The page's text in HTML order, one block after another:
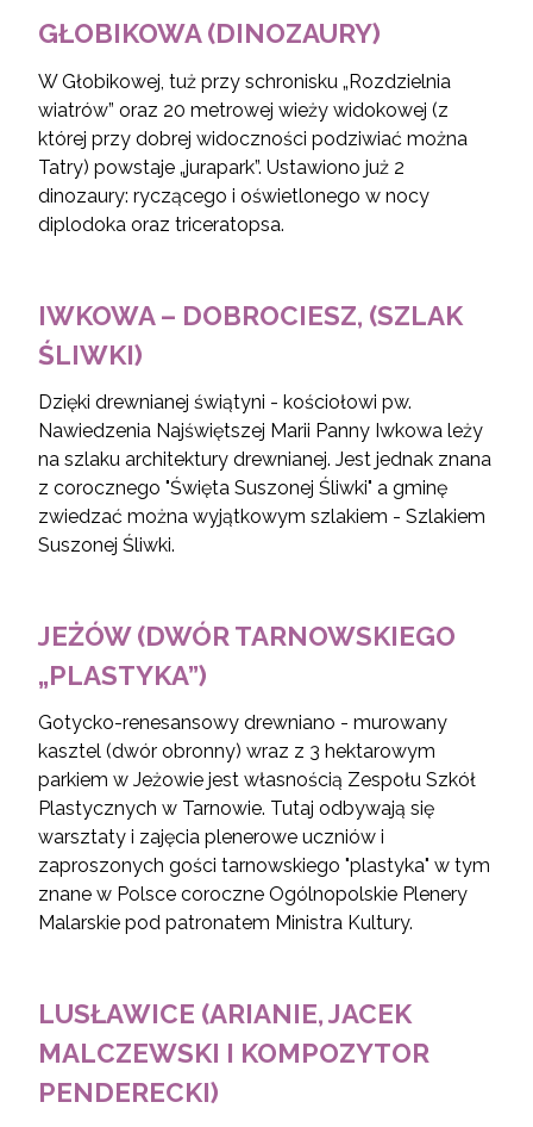
GŁOBIKOWA (DINOZAURY)
W Głobikowej, tuż przy schronisku „Rozdzielnia
wiatrów” oraz 20 metrowej wieży widokowej (z
której przy dobrej widoczności podziwiać można
Tatry) powstaje „jurapark”. Ustawiono już 2
dinozaury: ryczącego i oświetlonego w nocy
diplodoka oraz triceratopsa.
IWKOWA – DOBROCIESZ, (SZLAK
ŚLIWKI)
Dzięki drewnianej świątyni - kościołowi pw.
Nawiedzenia Najświętszej Marii Panny Iwkowa leży
na szlaku architektury drewnianej. Jest jednak znana
z corocznego "Święta Suszonej Śliwki" a gminę
zwiedzać można wyjątkowym szlakiem - Szlakiem
Suszonej Śliwki.
JEŻÓW (DWÓR TARNOWSKIEGO
„PLASTYKA”)
Gotycko-renesansowy drewniano - murowany
kasztel (dwór obronny) wraz z 3 hektarowym
parkiem w Jeżowie jest własnością Zespołu Szkół
Plastycznych w Tarnowie. Tutaj odbywają się
warsztaty i zajęcia plenerowe uczniów i
zaproszonych gości tarnowskiego "plastyka" w tym
znane w Polsce coroczne Ogólnopolskie Plenery
Malarskie pod patronatem Ministra Kultury.
LUSŁAWICE (ARIANIE, JACEK
MALCZEWSKI I KOMPOZYTOR
PENDERECKI)